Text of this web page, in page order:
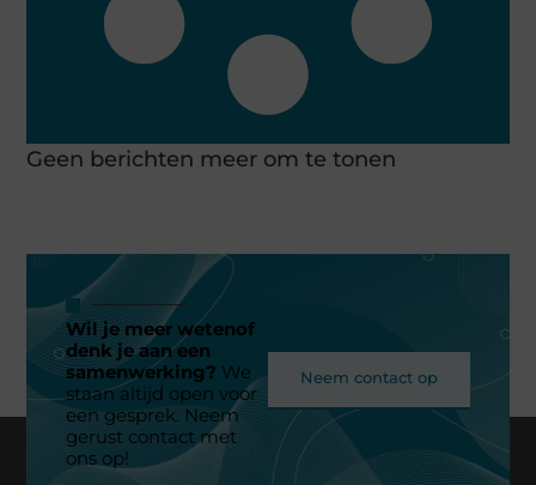
Geen berichten meer om te tonen
Wil je meer wetenof
denk je aan een
samenwerking? We
staan altijd open voor
een gesprek. Neem
gerust contact met
ons op!
Neem contact op